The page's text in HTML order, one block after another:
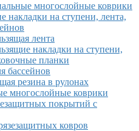
многослойные коврики
накладки на ступени, лента,
лента
накладки на ступени,
планки
бассейнов
резина в рулонах
многослойные коврики
покрытий с
ковров